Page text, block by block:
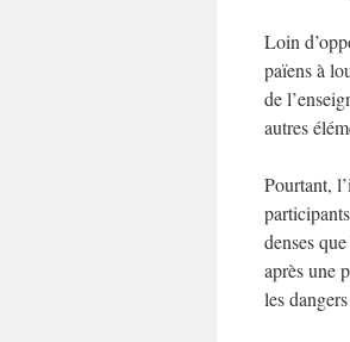
Loin
païens à
de
autres
Pourtant,
denses
après une
les